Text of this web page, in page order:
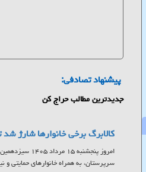
پیشنهاد تصادفی:
جدیدترین مطالب حراج کن
کالابرگ برخی خانوارها شارژ
سرپرستان، به همراه خانوارهای حمایتی